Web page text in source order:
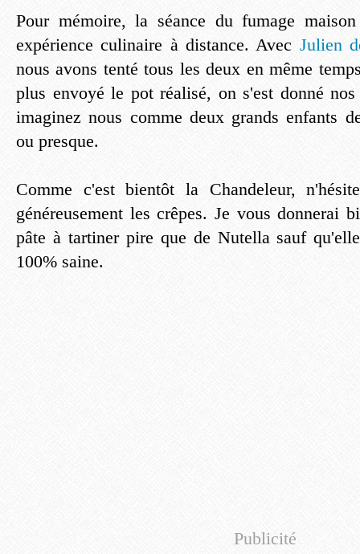
Pour mémoire, la séance du fumage
expérience culinaire à distance. Avec Julien
nous avons tenté tous les deux en même
plus envoyé le pot réalisé, on s'est donné
imaginez nous comme deux grands enfants
ou presque.
Comme c'est bientôt la Chandeleur,
généreusement les crêpes. Je vous donnerai
pâte à tartiner pire que de Nutella sauf
100% saine.
Publicité